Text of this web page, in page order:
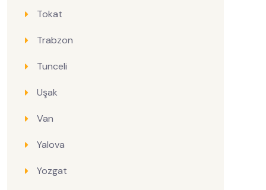
Tokat
Trabzon
Tunceli
Uşak
Van
Yalova
Yozgat